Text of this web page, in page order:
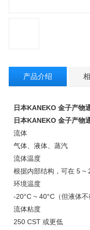
产品介绍
日本KANEKO 金子产物
日本KANEKO 金子产物
流体
气体、液体、蒸汽
流体温度
根据内部结构，可在 5 ~
环境温度
-20°C ~ 40°C（但液体
流体粘度
250 CST 或更低